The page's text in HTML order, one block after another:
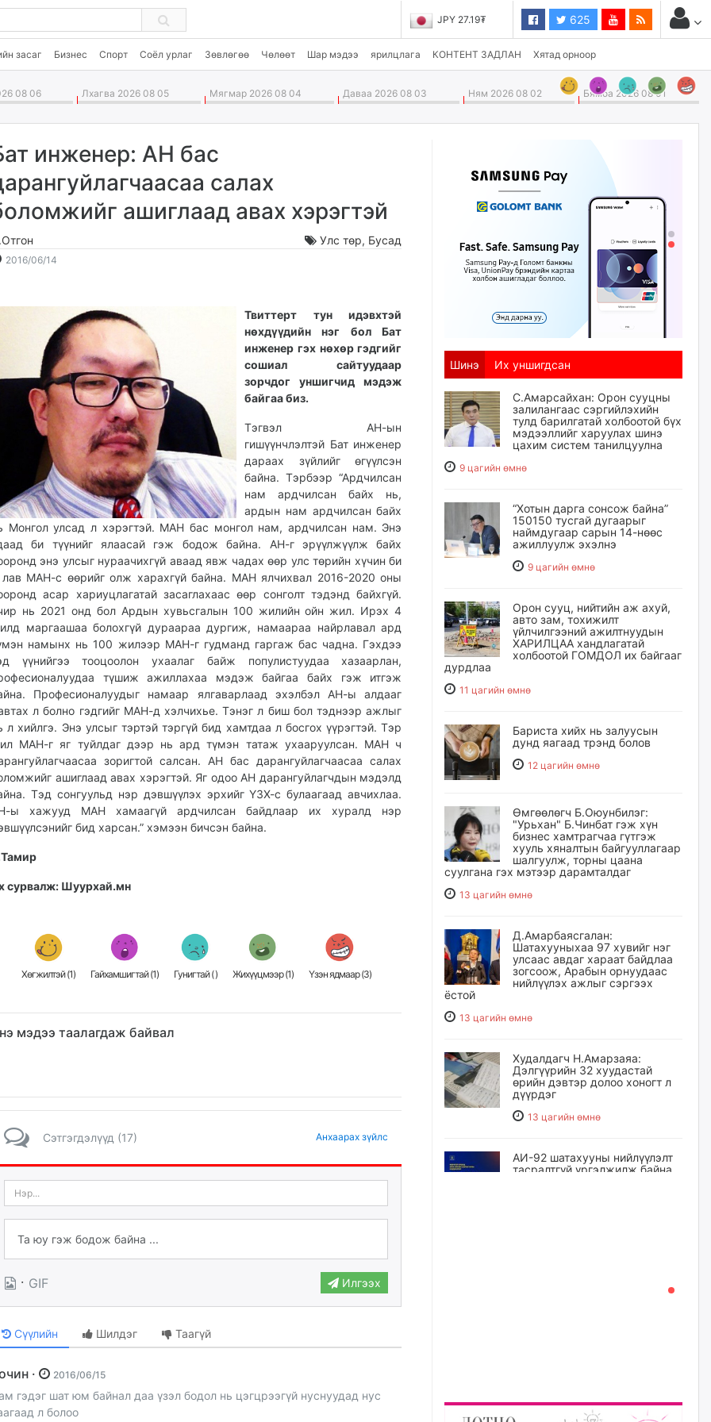
JPY 27.19₮ 625
засаг Бизнес Спорт Соёл урлаг Зөвлөгөө Чөлөөт Шар мэдээ ярилцлага КОНТЕНТ ЗАДЛАН Хятад орноор
08 06 Лхагва 2026 08 05 Мягмар 2026 08 04 Даваа 2026 08 03 Ням 2026 08 02 Бямба 2026 08 01
инженер: АН бас
салах
ашиглаад авах хэрэгтэй
Улс төр, Бусад
2016/06/14
10:13:57
02:01:56
Твиттерт тун идэвхтэй
нөхдүүдийн нэг бол Бат
инженер гэх нөхөр гэдгийг
сошиал сайтуудаар
зорчдог уншигчид мэдэж
байгаа биз.
Тэгвэл АН-ын
гишүүнчлэлтэй Бат инженер
дараах зүйлийг өгүүлсэн
байна. Тэрбээр “Ардчилсан
нам ардчилсан байх нь,
ардын нам ардчилсан байх
Монгол улсад л хэрэгтэй. МАН бас монгол нам, ардчилсан нам. Энэ
би түүнийг ялаасай гэж бодож байна. АН-г эрүүлжүүлж байх
энэ улсыг нураачихгүй аваад явж чадах өөр улс төрийн хүчин би
МАН-с өөрийг олж харахгүй байна. МАН ялчихвал 2016-2020 оны
асар хариуцлагатай засаглахаас өөр сонголт тэдэнд байхгүй.
нь 2021 онд бол Ардын хувьсгалын 100 жилийн ойн жил. Ирэх 4
маргаашаа болохгүй дураараа дургиж, намаараа найрлавал ард
намынх нь 100 жилээр МАН-г гудманд гаргаж бас чадна. Гэхдээ
үүнийгээ тооцоолон ухаалаг байж популистуудаа хазаарлан,
түшиж ажиллахаа мэдэж байгаа байх гэж итгэж
Професионалуудыг намаар ялгаварлаад эхэлбэл АН-ы алдааг
л болно гэдгийг МАН-д хэлчихье. Тэнэг л биш бол тэднээр ажлыг
л хийлгэ. Энэ улсыг тэртэй тэргүй бид хамтдаа л босгох үүрэгтэй. Тэр
МАН-г яг туйлдаг дээр нь ард түмэн татаж ухааруулсан. МАН ч
зоригтой салсан. АН бас дарангуйлагчаасаа салах
ашиглаад авах хэрэгтэй. Яг одоо АН дарангуйлагчдын мэдэлд
Тэд сонгуульд нэр дэвшүүлэх эрхийг ҮЗХ-с булаагаад авчихлаа.
ы хажууд МАН хамаагүй ардчилсан байдлаар их хуралд нэр
бид харсан.” хэмээн бичсэн байна.
сурвалж: Шуурхай.мн
Хөгжилтэй (1) Гайхамшигтай (1) Гунигтай () Жихүүцмээр (1) Үзэн ядмаар (3)
мэдээ таалагдаж байвал
Сэтгэгдэлүүд (17) Анхаарах зүйлс
· GIF Илгээх
Сүүлийн Шилдэг Таагүй
Зочин · 2016/06/15
гэдэг шат юм байнал даа үзэл бодол нь цэгцрээгүй нуснуудад нус
л болоо
Шинэ Их уншигдсан
С.Амарсайхан: Орон сууцны
залилангаас сэргийлэхийн
тулд барилгатай холбоотой бүх
мэдээллийг харуулах шинэ
цахим систем танилцуулна
9 цагийн өмнө
“Хотын дарга сонсож байна”
150150 тусгай дугаарыг
наймдугаар сарын 14-нөөс
ажиллуулж эхэлнэ
9 цагийн өмнө
Орон сууц, нийтийн аж ахуй,
авто зам, тохижилт
үйлчилгээний ажилтнуудын
ХАРИЛЦАА хандлагатай
холбоотой ГОМДОЛ их байгааг
дурдлаа
11 цагийн өмнө
Бариста хийх нь залуусын
дунд яагаад трэнд болов
12 цагийн өмнө
Өмгөөлөгч Б.Оюунбилэг:
"Урьхан" Б.Чинбат гэж хүн
бизнес хамтрагчаа гүтгэж
хууль хяналтын байгууллагаар
шалгуулж, торны цаана
суулгана гэх мэтээр дарамталдаг
13 цагийн өмнө
Д.Амарбаясгалан:
Шатахууныхаа 97 хувийг нэг
улсаас авдаг хараат байдлаа
зогсоож, Арабын орнуудаас
нийлүүлэх ажлыг сэргээх
ёстой
13 цагийн өмнө
Худалдагч Н.Амарзаяа:
Дэлгүүрийн 32 хуудастай
өрийн дэвтэр долоо хоногт л
дүүрдэг
13 цагийн өмнө
АИ-92 шатахууны нийлүүлэлт
тасралтгүй үргэлжилж байна